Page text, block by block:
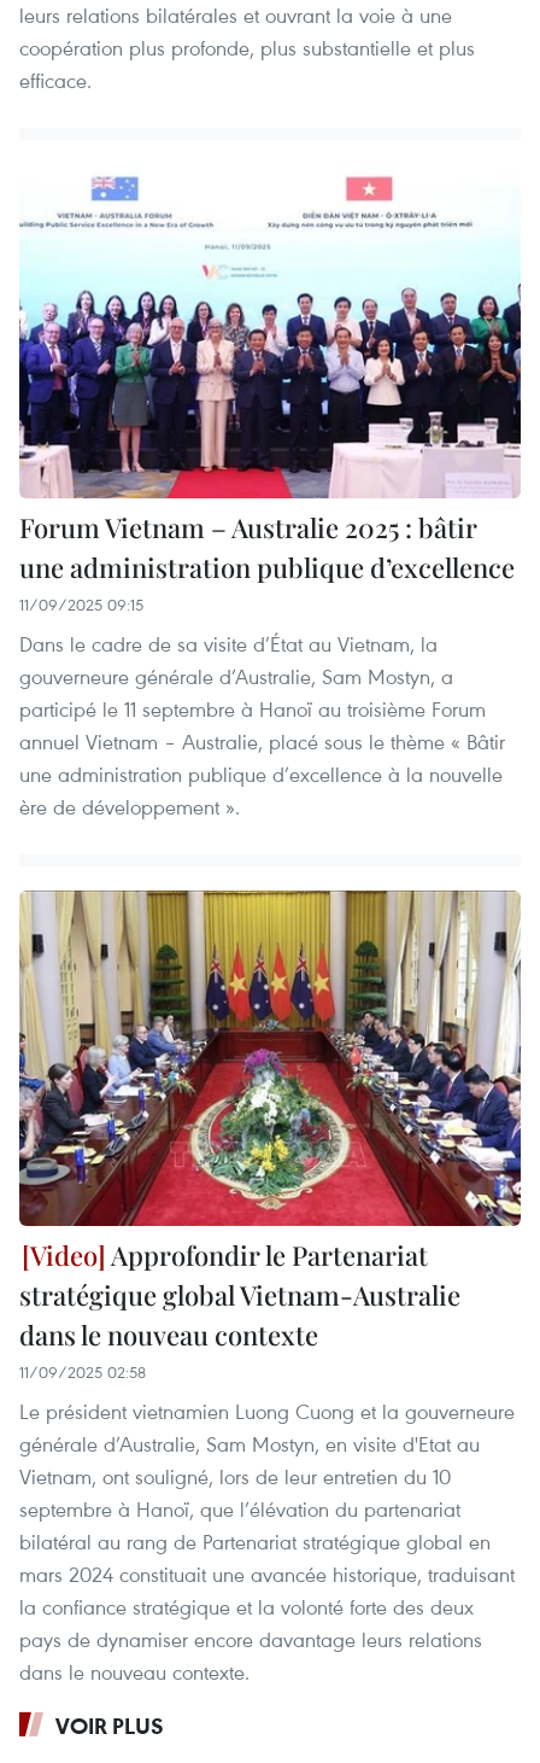
leurs relations bilatérales et ouvrant la voie à une
coopération plus profonde, plus substantielle et plus
efficace.
Forum Vietnam – Australie 2025 : bâtir
une administration publique d’excellence
11/09/2025 09:15
Dans le cadre de sa visite d’État au Vietnam, la
gouverneure générale d’Australie, Sam Mostyn, a
participé le 11 septembre à Hanoï au troisième Forum
annuel Vietnam – Australie, placé sous le thème « Bâtir
une administration publique d’excellence à la nouvelle
ère de développement ».
Approfondir le Partenariat
stratégique global Vietnam-Australie
dans le nouveau contexte
11/09/2025 02:58
Le président vietnamien Luong Cuong et la gouverneure
générale d’Australie, Sam Mostyn, en visite d'Etat au
Vietnam, ont souligné, lors de leur entretien du 10
septembre à Hanoï, que l’élévation du partenariat
bilatéral au rang de Partenariat stratégique global en
mars 2024 constituait une avancée historique, traduisant
la confiance stratégique et la volonté forte des deux
pays de dynamiser encore davantage leurs relations
dans le nouveau contexte.
VOIR PLUS